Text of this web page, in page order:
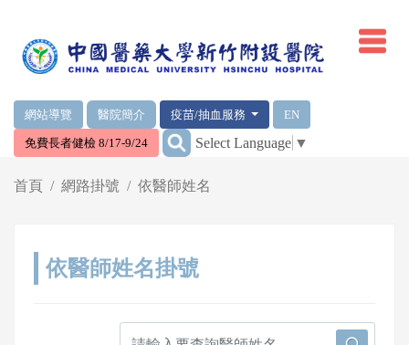
網站導覽 醫院簡介 疫苗/抽血服務 EN
免費長者健檢 8/17-9/24 ::: Select Language ▼
首頁 網路掛號 依醫師姓名
依醫師姓名掛號